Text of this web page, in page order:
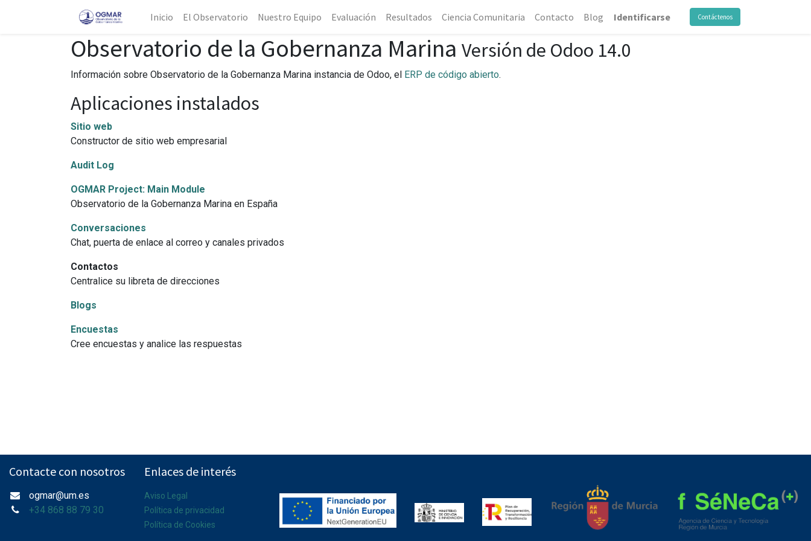
Inicio El Observatorio Nuestro Equipo Evaluación Resultados Ciencia Comunitaria Contacto Blog Identificarse Contáctenos
Observatorio de la Gobernanza Marina Versión de Odoo 14.0
Información sobre Observatorio de la Gobernanza Marina instancia de Odoo, el ERP de código abierto.
Aplicaciones instalados
Sitio web
Constructor de sitio web empresarial
Audit Log
OGMAR Project: Main Module
Observatorio de la Gobernanza Marina en España
Conversaciones
Chat, puerta de enlace al correo y canales privados
Contactos
Centralice su libreta de direcciones
Blogs
Encuestas
Cree encuestas y analice las respuestas
Contacte con nosotros
ogmar@um.es
+34 868 88 79 30
Enlaces de interés
Aviso Legal
Política de privacidad
Política de Cookies